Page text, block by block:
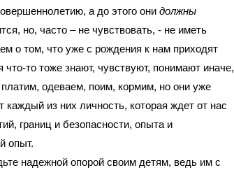
а до этого они должны
но, часто – не чувствовать, - не иметь
о том, что уже с рождения к нам приходят
то тоже знают, чувствуют, понимают иначе,
одеваем, поим, кормим, но они уже
каждый из них личность, которая ждет от нас
границ и безопасности, опыта и
опыт.
надежной опорой своим детям, ведь им с